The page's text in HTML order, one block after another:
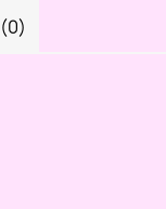
(0)